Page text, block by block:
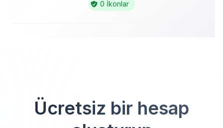
0 İkonlar
Ücretsiz bir hesap